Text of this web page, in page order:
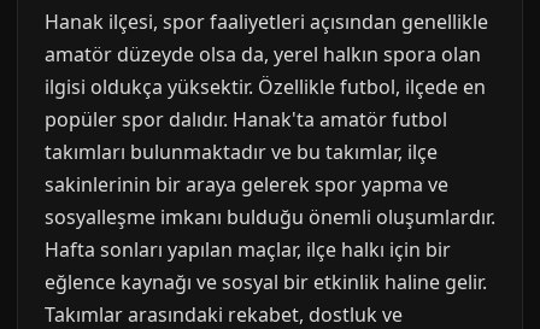
Hanak ilçesi, spor faaliyetleri açısından genellikle
amatör düzeyde olsa da, yerel halkın spora olan
ilgisi oldukça yüksektir. Özellikle futbol, ilçede en
popüler spor dalıdır. Hanak'ta amatör futbol
takımları bulunmaktadır ve bu takımlar, ilçe
sakinlerinin bir araya gelerek spor yapma ve
sosyalleşme imkanı bulduğu önemli oluşumlardır.
Hafta sonları yapılan maçlar, ilçe halkı için bir
eğlence kaynağı ve sosyal bir etkinlik haline gelir.
Takımlar arasındaki rekabet, dostluk ve